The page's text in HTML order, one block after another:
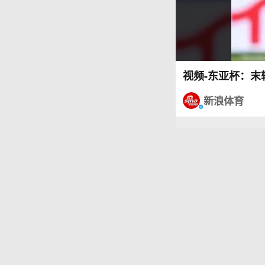
视频-东亚杯：
新浪体育